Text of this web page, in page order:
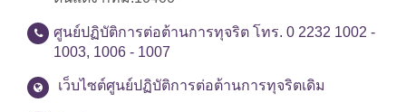
ศูนย์ปฏิบัติการต่อต้านการทุจริต โทร. 0 2232 1002 -
1003, 1006 - 1007
เว็บไซต์ศูนย์ปฏิบัติการต่อต้านการทุจริตเดิม